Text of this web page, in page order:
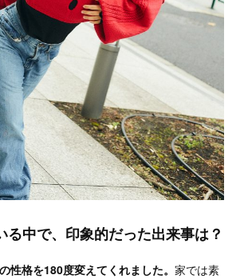
る中で、印象的だった出来事は？
性格を180度変えてくれました。 家では素